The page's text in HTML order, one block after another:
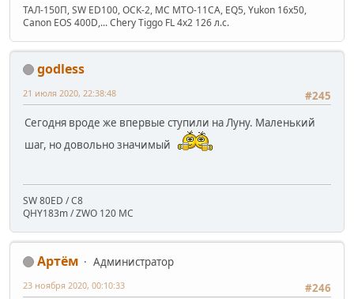
ТАЛ-150П, SW ED100, ОСК-2, МС МТО-11СА, EQ5, Yukon 16x50,
Canon EOS 400D,... Chery Tiggo FL 4x2 126 л.с.
godless
#245
21 июля 2020, 22:38:48
Сегодня вроде же впервые ступили на Луну. Маленький
шаг, но довольно значимый
SW 80ED / C8
QHY183m / ZWO 120 MC
Артём
Администратор
#246
23 ноября 2020, 00:10:33